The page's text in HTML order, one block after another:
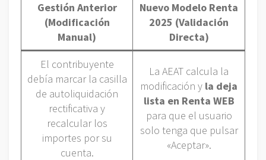
Gestión Anterior
(Modificación
Manual)
Nuevo Modelo Renta
2025 (Validación
Directa)
El contribuyente
debía marcar la casilla
de autoliquidación
rectificativa y
recalcular los
importes por su
cuenta.
La AEAT calcula la
modificación y la deja
lista en Renta WEB
para que el usuario
solo tenga que pulsar
«Aceptar».